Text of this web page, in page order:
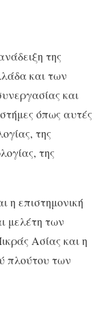
της
και των
και
όπως αυτές
της
της
η επιστημονική
μελέτη των
Ασίας και η
πλούτου των